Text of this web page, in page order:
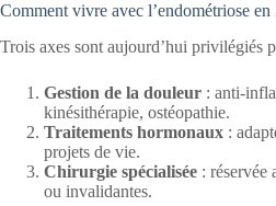
Comment vivre avec l’endométriose en
Trois axes sont aujourd’hui privilégiés
Gestion de la douleur : anti-
kinésithérapie, ostéopathie.
Traitements hormonaux :
projets de vie.
Chirurgie spécialisée : réservée
ou invalidantes.